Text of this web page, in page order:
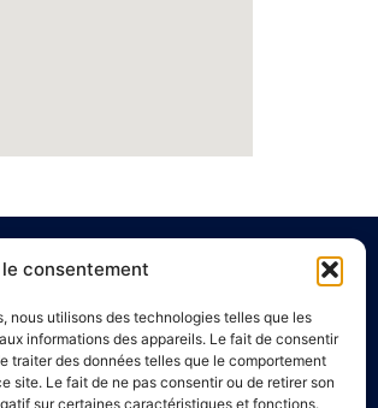
consentement
nous utilisons des technologies telles que les
informations des appareils. Le fait de consentir
traiter des données telles que le comportement
site. Le fait de ne pas consentir ou de retirer son
sur certaines caractéristiques et fonctions.
Liens utiles
Annuaire de santé
Mentions légales
Politique de confidentialité